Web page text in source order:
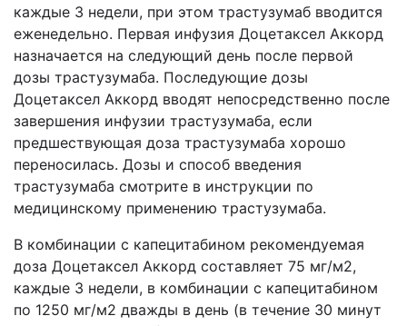
каждые 3 недели, при этом трастузумаб вводится
еженедельно. Первая инфузия Доцетаксел Аккорд
назначается на следующий день после первой
дозы трастузумаба. Последующие дозы
Доцетаксел Аккорд вводят непосредственно после
завершения инфузии трастузумаба, если
предшествующая доза трастузумаба хорошо
переносилась. Дозы и способ введения
трастузумаба смотрите в инструкции по
медицинскому применению трастузумаба.
В комбинации с капецитабином рекомендуемая
доза Доцетаксел Аккорд составляет 75 мг/м2,
каждые 3 недели, в комбинации с капецитабином
по 1250 мг/м2 дважды в день (в течение 30 минут